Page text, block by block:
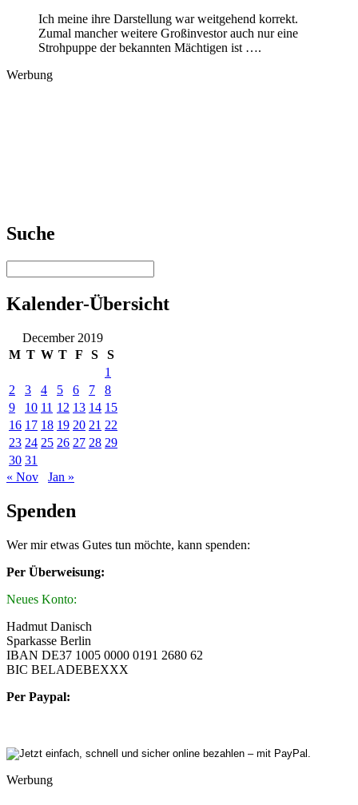
Ich meine ihre Darstellung war weitgehend korrekt.
Zumal mancher weitere Großinvestor auch nur eine
Strohpuppe der bekannten Mächtigen ist ….
Werbung
Suche
Kalender-Übersicht
December 2019
M T W T F S
S
1
2
3 4 5 6 7
8
9
10 11 12 13 14 15
16 17 18 19 20 21 22
23 24 25 26 27 28 29
30 31
« Nov
Jan »
Spenden
Wer mir etwas Gutes tun möchte, kann spenden:
Per Überweisung:
Neues Konto:
Hadmut Danisch
Sparkasse Berlin
IBAN DE37 1005 0000 0191 2680 62
BIC BELADEBEXXX
Per Paypal:
Werbung